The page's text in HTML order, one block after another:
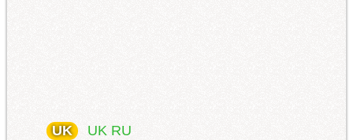
UK UK RU